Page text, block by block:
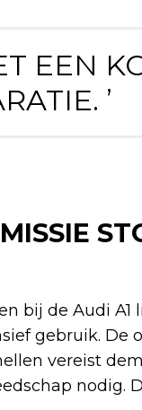
EEN
’
bij de Audi A1
gebruik. De
vereist
nodig.